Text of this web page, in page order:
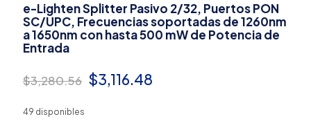
e-Lighten Splitter Pasivo 2/32, Puertos PON
SC/UPC, Frecuencias soportadas de 1260nm
a 1650nm con hasta 500 mW de Potencia de
Entrada
$3,280.56 El
$3,116.48
49 disponibles